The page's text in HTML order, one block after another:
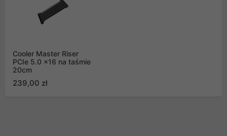
Cooler Master Riser
PCIe 5.0 x16 na taśmie
20cm
239,00 zł